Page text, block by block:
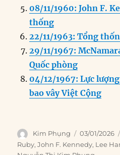
08/11/1960: John F.
thống
22/11/1963: Tổng
29/11/1967:
Quốc phòng
04/12/1967: Lực
bao vây Việt Cộng
Author
Kim Phụng
Posted
on
03/01/2026
Ruby,John F. Kennedy, Lee